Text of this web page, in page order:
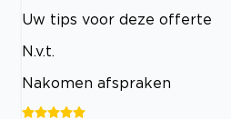
Uw tips voor deze offerte
N.v.t.
Nakomen afspraken